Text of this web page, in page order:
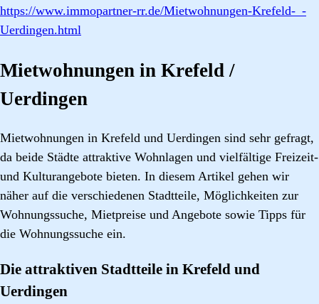
https://www.immopartner-rr.de/Mietwohnungen-Krefeld-_-
Uerdingen.html
Mietwohnungen in Krefeld /
Uerdingen
Mietwohnungen in Krefeld und Uerdingen sind sehr gefragt,
da beide Städte attraktive Wohnlagen und vielfältige Freizeit-
und Kulturangebote bieten. In diesem Artikel gehen wir
näher auf die verschiedenen Stadtteile, Möglichkeiten zur
Wohnungssuche, Mietpreise und Angebote sowie Tipps für
die Wohnungssuche ein.
Die attraktiven Stadtteile in Krefeld und
Uerdingen